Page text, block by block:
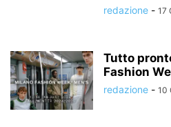
redazione - 17
Tutto
Fashion
redazione - 10